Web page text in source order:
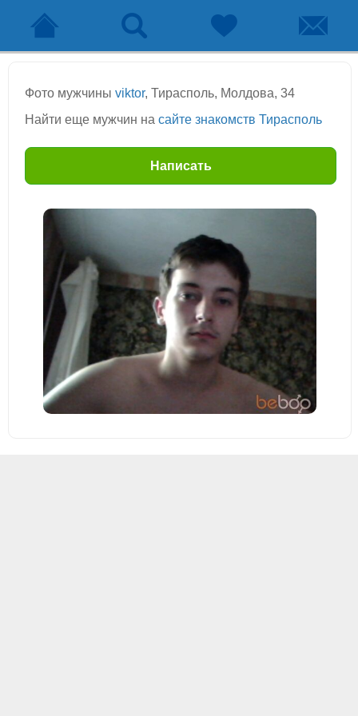
Фото мужчины viktor, Тирасполь, Молдова, 34
Найти еще мужчин на сайте знакомств Тирасполь
Написать